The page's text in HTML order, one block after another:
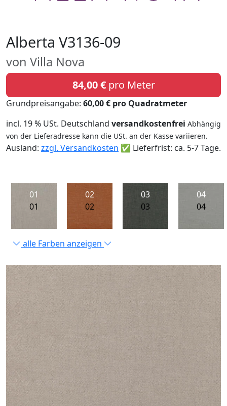
Alberta V3136-09
von Villa Nova
84,00 €pro Meter
Grundpreisangabe: 60,00 € pro Quadratmeter
incl. 19 % USt. Deutschland versandkostenfrei Abhängig
von der Lieferadresse kann die USt. an der Kasse variieren.
Ausland: zzgl. Versandkosten ✅ Lieferfrist: ca. 5-7 Tage.
01
01
02
02
03
03
04
04
alle Farben anzeigen